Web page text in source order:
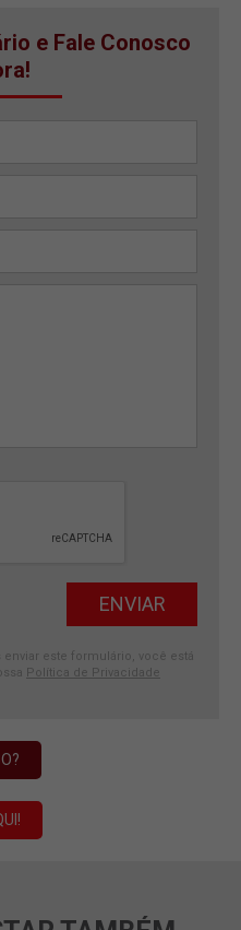
e Fale Conosco
este formulário, você está
Política de Privacidade